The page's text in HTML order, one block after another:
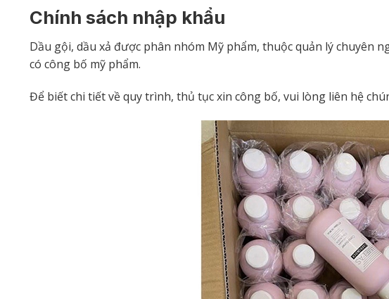
Chính sách nhập khẩu
Dầu gội, dầu xả được phân nhóm Mỹ phẩm, thuộc quản lý chuyên
có công bố mỹ phẩm.
Để biết chi tiết về quy trình, thủ tục xin công bố, vui lòng liên hệ